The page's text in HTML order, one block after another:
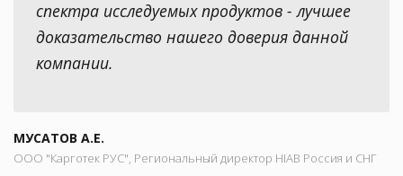
спектра исследуемых продуктов - лучшее
доказательство нашего доверия данной
компании.
МУСАТОВ А.Е.
ООО "Карготек РУС", Региональный директор HIAB Россия и СНГ